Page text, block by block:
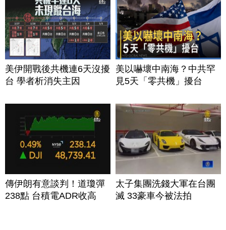
美伊開戰後共機連6天沒擾
台 學者析消失主因
美以嚇壞中南海？中共罕
見5天「零共機」擾台
傳伊朗有意談判！道瓊彈
238點 台積電ADR收高
太子集團洗錢大軍在台團
滅 33豪車今被法拍